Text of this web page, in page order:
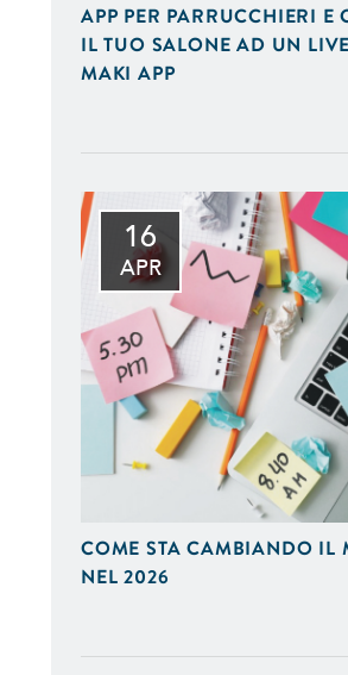
APP PER PARRUCCHIERI E
IL TUO SALONE AD UN
MAKI APP
16
APR
COME STA CAMBIANDO IL
NEL 2026
della Tua Azienda, in
Back-Office e Programmi Gestionali
Marketing. Ideiamo e Gestiamo
Instagram e Google AdWords.
il Tuo Sito Web sui Motori di
Google. Scopri Come